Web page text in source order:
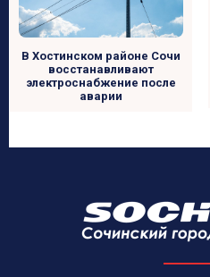
В Хостинском районе Сочи
восстанавливают
электроснабжение после
аварии